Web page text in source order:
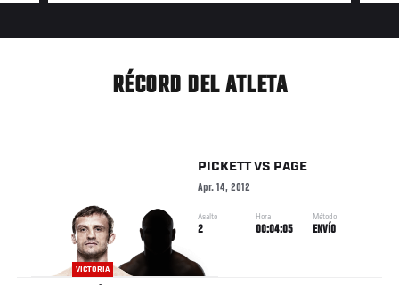
RÉCORD DEL ATLETA
VICTORIA
PICKETTVS PAGE
Apr. 14, 2012
Asalto
2
Hora
00:04:05
Método
ENVÍO